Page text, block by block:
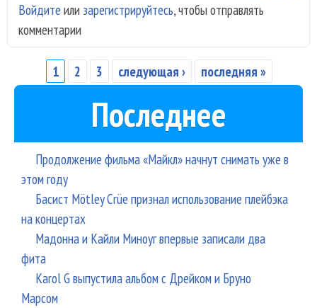
Войдите или зарегистрируйтесь, чтобы отправлять
комментарии
Страницы
1 2 3 следующая › последняя »
Последнее
Продолжение фильма «Майкл» начнут снимать уже в
этом году
Басист Mötley Crüe признал использование плейбэка
на концертах
Мадонна и Кайли Миноуг впервые записали два
фита
Karol G выпустила альбом с Дрейком и Бруно
Марсом